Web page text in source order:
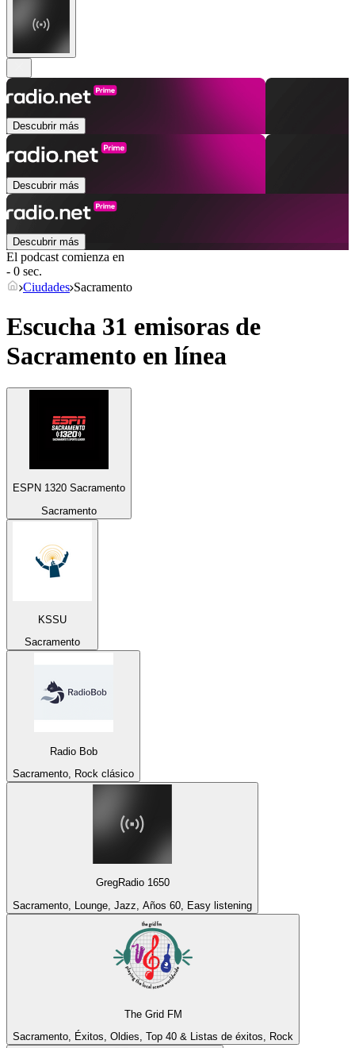
Descubrir más
Descubrir más
Descubrir más
El podcast comienza en
- 0 sec.
Ciudades Sacramento
Escucha 31 emisoras de
Sacramento en línea
ESPN 1320 Sacramento
Sacramento
KSSU
Sacramento
Radio Bob
Sacramento, Rock clásico
GregRadio 1650
Sacramento, Lounge, Jazz, Años 60, Easy listening
The Grid FM
Sacramento, Éxitos, Oldies, Top 40 & Listas de éxitos, Rock